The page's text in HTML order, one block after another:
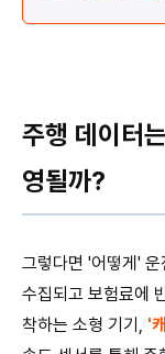
주행 데이터
영될까?
그렇다면 '어떻게' 운
수집되고 보험료에
착하는 소형 기기, '